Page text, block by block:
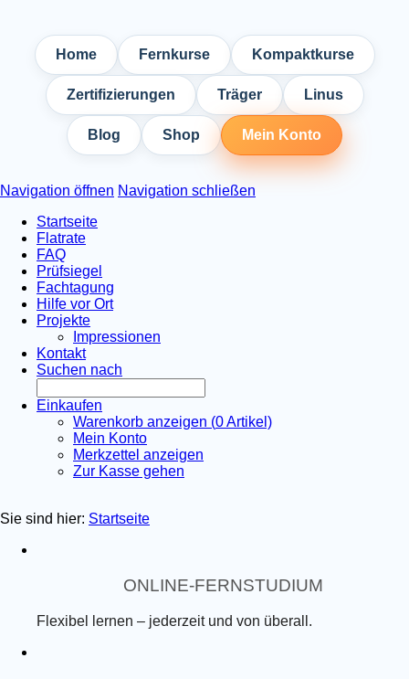
Home Fernkurse Kompaktkurse
Zertifizierungen Träger Linus
Blog Shop Mein Konto
Navigation öffnen Navigation schließen
Startseite
Flatrate
FAQ
Prüfsiegel
Fachtagung
Hilfe vor Ort
Projekte
Impressionen
Kontakt
Suchen nach
Einkaufen
Warenkorb anzeigen (0Artikel)
Mein Konto
Merkzettel anzeigen
Zur Kasse gehen
Sie sind hier: Startseite
ONLINE-FERNSTUDIUM
Flexibel lernen – jederzeit und von überall.